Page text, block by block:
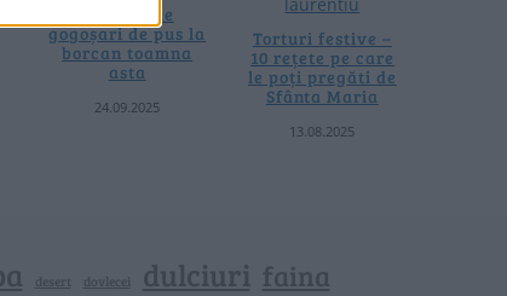
4 rețete de
gogoșari de pus la
borcan toamna
asta
24.09.2025
Torturi festive –
10 rețete pe care
le poți pregăti de
Sfânta Maria
13.08.2025
desert dovlecei dulciuri faina